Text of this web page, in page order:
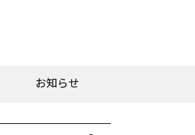
お知らせ